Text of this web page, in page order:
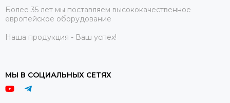
Более 35 лет мы поставляем высококачественное
европейское оборудование
Наша продукция - Ваш успех!
МЫ В СОЦИАЛЬНЫХ СЕТЯХ